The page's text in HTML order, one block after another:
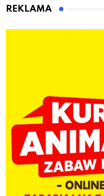
Bolszewie i uderzył w
REKLAMA